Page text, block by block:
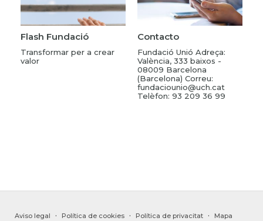
Flash Fundació
Transformar per a crear
valor
Contacto
Fundació Unió Adreça:
València, 333 baixos -
08009 Barcelona
(Barcelona) Correu:
fundaciounio@uch.cat
Telèfon: 93 209 36 99
Aviso legal · Política de cookies · Política de privacitat ·
Mapa